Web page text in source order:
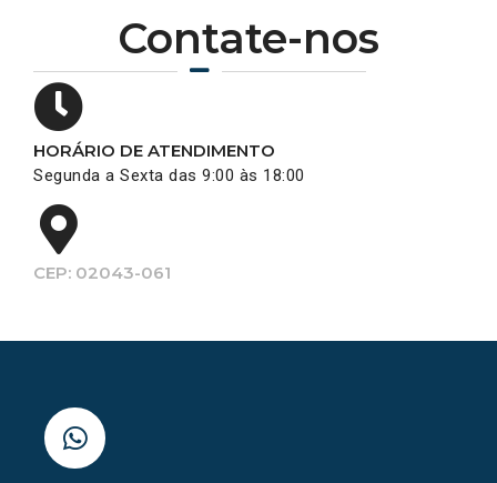
Contate-nos
HORÁRIO DE ATENDIMENTO
Segunda a Sexta das 9:00 às 18:00
CEP: 02043-061